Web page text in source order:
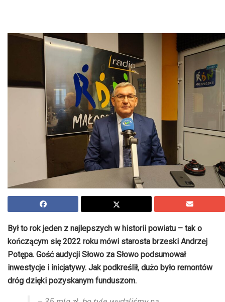
Był to rok jeden z najlepszych w historii powiatu – tak o
kończącym się 2022 roku mówi starosta brzeski Andrzej
Potępa. Gość audycji Słowo za Słowo podsumował
inwestycje i inicjatywy. Jak podkreślił, dużo było remontów
dróg dzięki pozyskanym funduszom.